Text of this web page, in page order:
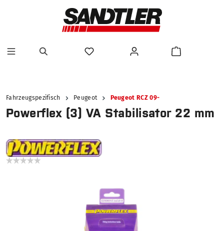
Fahrzeugspezifisch Peugeot Peugeot RCZ 09-
Powerflex (3) VA Stabilisator 22 mm